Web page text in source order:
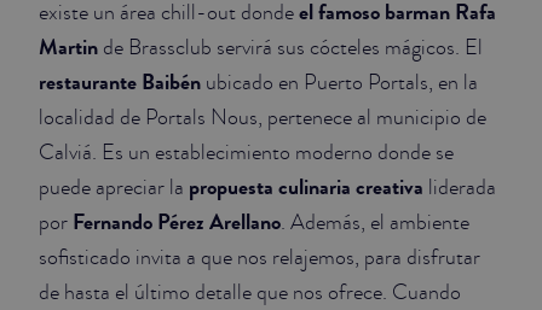
existe un área chill-out dondeel famoso barman Rafa
Martin de Brassclub servirá sus cócteles mágicos. El
restaurante Baibén ubicado en Puerto Portals, en la
localidad de Portals Nous, pertenece al municipio de
Calviá. Es un establecimiento moderno donde se
puede apreciar la propuesta culinaria creativa liderada
por Fernando Pérez Arellano. Además, el ambiente
sofisticado invita a que nos relajemos, para disfrutar
de hasta el último detalle que nos ofrece. Cuando